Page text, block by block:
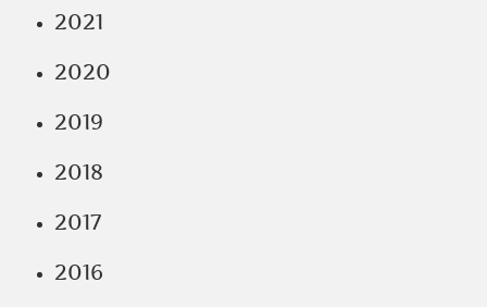
2021
2020
2019
2018
2017
2016